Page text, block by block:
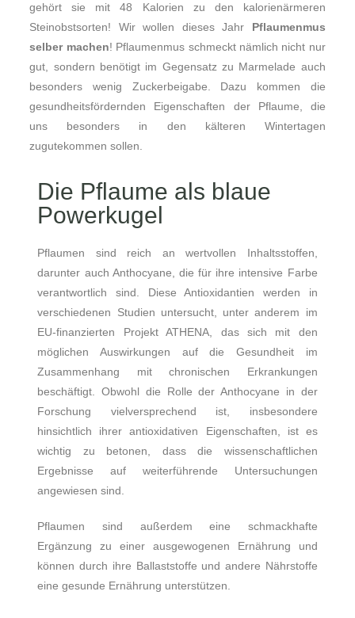
gehört sie mit 48 Kalorien zu den kalorienärmeren
Steinobstsorten! Wir wollen dieses Jahr Pflaumenmus
selber machen! Pflaumenmus schmeckt nämlich nicht nur
gut, sondern benötigt im Gegensatz zu Marmelade auch
besonders wenig Zuckerbeigabe. Dazu kommen die
gesundheitsfördernden Eigenschaften der Pflaume, die
uns besonders in den kälteren Wintertagen
zugutekommen sollen.
Die Pflaume als blaue
Powerkugel
Pflaumen sind reich an wertvollen Inhaltsstoffen,
darunter auch Anthocyane, die für ihre intensive Farbe
verantwortlich sind. Diese Antioxidantien werden in
verschiedenen Studien untersucht, unter anderem im
EU-finanzierten Projekt ATHENA, das sich mit den
möglichen Auswirkungen auf die Gesundheit im
Zusammenhang mit chronischen Erkrankungen
beschäftigt. Obwohl die Rolle der Anthocyane in der
Forschung vielversprechend ist, insbesondere
hinsichtlich ihrer antioxidativen Eigenschaften, ist es
wichtig zu betonen, dass die wissenschaftlichen
Ergebnisse auf weiterführende Untersuchungen
angewiesen sind.
Pflaumen sind außerdem eine schmackhafte
Ergänzung zu einer ausgewogenen Ernährung und
können durch ihre Ballaststoffe und andere Nährstoffe
eine gesunde Ernährung unterstützen.